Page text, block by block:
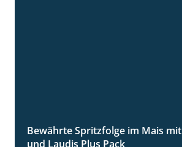
Bewährte Spritzfolge im Mais
und Laudis Plus Pack